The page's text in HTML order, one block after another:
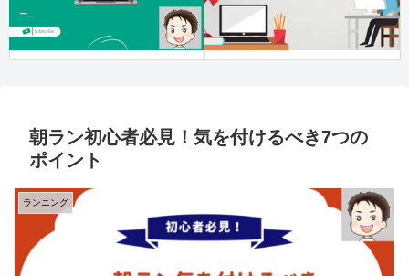
朝ラン初心者必見！気を付けるべき7つの
ポイント
ランニング